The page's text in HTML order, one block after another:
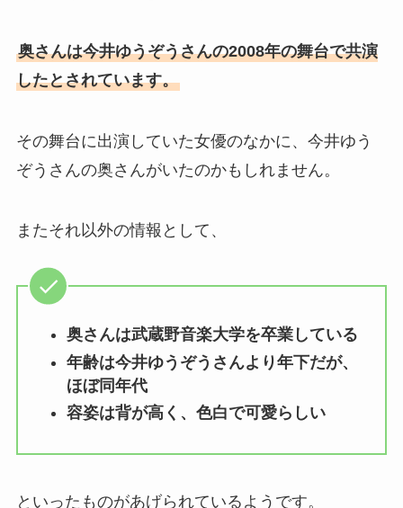
奥さんは今井ゆうぞうさんの2008年の舞台で共演
したとされています。
その舞台に出演していた女優のなかに、今井ゆう
ぞうさんの奥さんがいたのかもしれません。
またそれ以外の情報として、
奥さんは武蔵野音楽大学を卒業している
年齢は今井ゆうぞうさんより年下だが、
ほぼ同年代
容姿は背が高く、色白で可愛らしい
といったものがあげられているようです。